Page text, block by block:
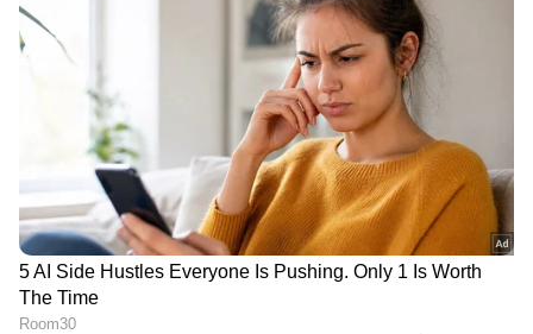
LATEST VIDEOS
ഫരീദാബാദില്‍ സ്‌കൂള്‍
വരാന്തയില്‍ അധ്യാപികയെ
കുത്തിക്കൊന്നു | Faridabad | Crime
News
വിവാഹത്തിന് നിർബന്ധിച്ചു;
വാക്കുതർക്കത്തിന് പിന്നാലെ